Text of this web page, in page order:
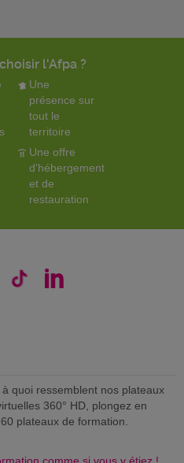
l'Afpa ?
Une
présence sur
tout le
territoire
Une offre
d'hébergement
et de
restauration
quoi ressemblent nos plateaux
360° HD, plongez en
plateaux de formation.